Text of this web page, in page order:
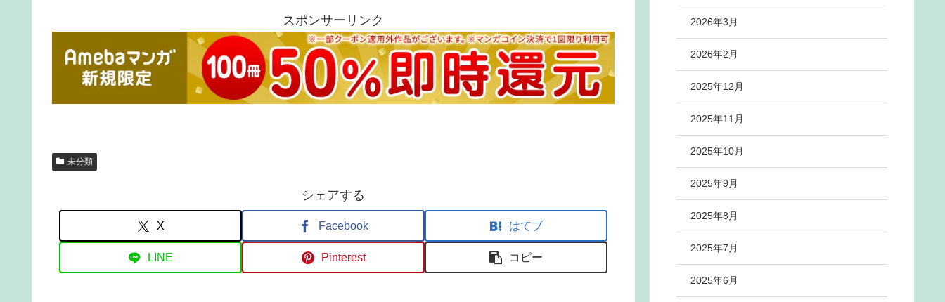
スポンサーリンク
未分類
シェアする
X Facebook はてブ
LINE Pinterest コピー
2026年3月
2026年2月
2025年12月
2025年11月
2025年10月
2025年9月
2025年8月
2025年7月
2025年6月